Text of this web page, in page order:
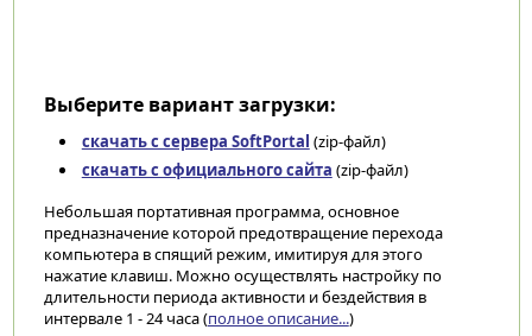
Выберите вариант загрузки:
скачать с сервера SoftPortal (zip-файл)
скачать с официального сайта (zip-файл)
Небольшая портативная программа, основное
предназначение которой предотвращение перехода
компьютера в спящий режим, имитируя для этого
нажатие клавиш. Можно осуществлять настройку по
длительности периода активности и бездействия в
интервале 1 - 24 часа (полное описание...)